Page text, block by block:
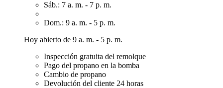
Sáb.: 7 a. m. - 7 p. m.
Dom.: 9 a. m. - 5 p. m.
Hoy abierto de 9 a. m. - 5 p. m.
Inspección gratuita del remolque
Pago del propano en la bomba
Cambio de propano
Devolución del cliente 24 horas